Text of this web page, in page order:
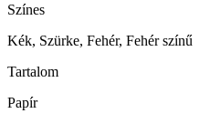
Színes
Kék, Szürke, Fehér, Fehér színű
Tartalom
Papír